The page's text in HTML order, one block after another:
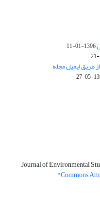
1396-01-11
طریق ایمیل مجله
Journal of Environmental
Commons